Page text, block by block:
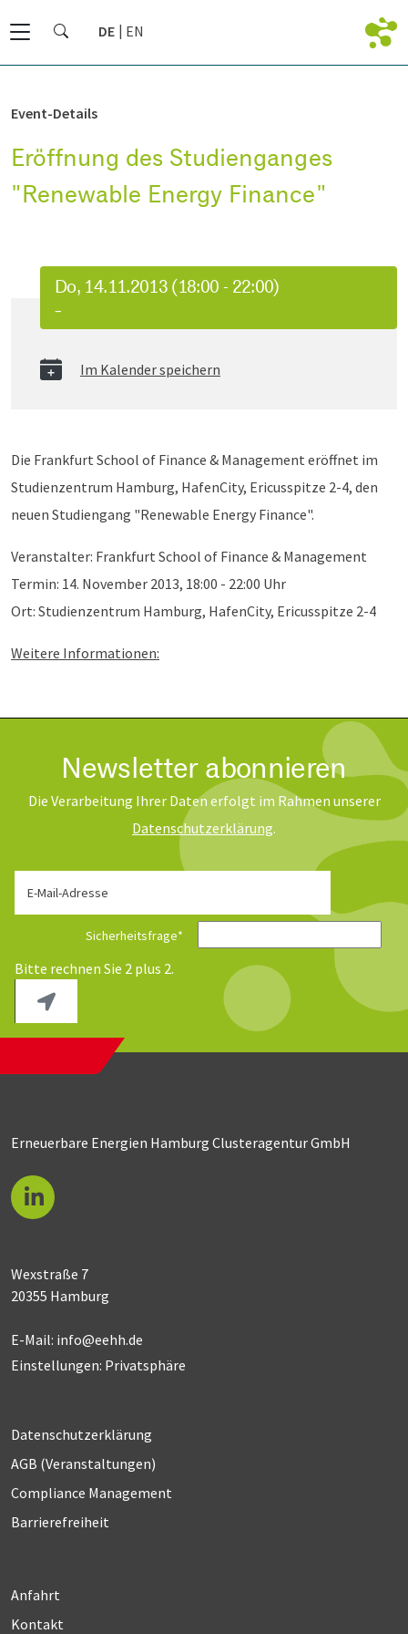
DE EN
Event-Details
Eröffnung des Studienganges
"Renewable Energy Finance"
Do, 14.11.2013 (18:00 - 22:00)
–
Im Kalender speichern
Die Frankfurt School of Finance & Management eröffnet im
Studienzentrum Hamburg, HafenCity, Ericusspitze 2-4, den
neuen Studiengang "Renewable Energy Finance".
Veranstalter: Frankfurt School of Finance & Management
Termin: 14. November 2013, 18:00 - 22:00 Uhr
Ort: Studienzentrum Hamburg, HafenCity, Ericusspitze 2-4
Weitere Informationen:
Newsletter abonnieren
Die Verarbeitung Ihrer Daten erfolgt im Rahmen unserer
Daten­schutz­erklärung.
E-Mail-Adresse
Sicherheitsfrage*
Bitte rechnen Sie 2 plus 2.
Erneuerbare Energien Hamburg Clusteragentur GmbH
Wexstraße 7
20355 Hamburg
E-Mail: info@eehh.de
Einstellungen: Privatsphäre
Datenschutzerklärung
AGB (Ver­an­stal­tun­gen)
Compliance Management
Barrierefreiheit
Anfahrt
Kontakt